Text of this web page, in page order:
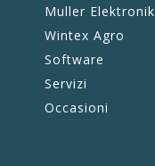
Muller Elektronik
Wintex Agro
Software
Servizi
Occasioni